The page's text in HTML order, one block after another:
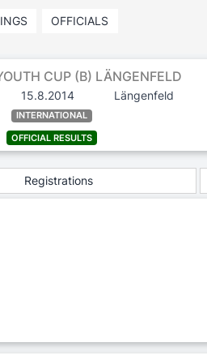
OFFICIALS
CUP (B) LÄNGENFELD
15.8.2014 Längenfeld
INTERNATIONAL
OFFICIAL RESULTS
Registrations